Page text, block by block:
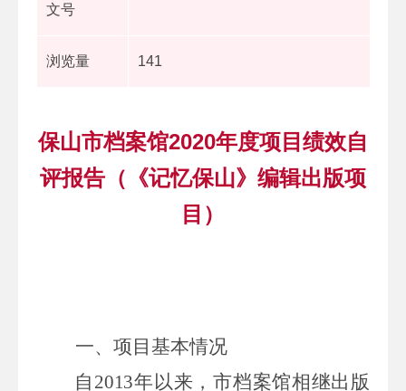
文号
浏览量 141
保山市档案馆2020年度项目绩效自
评报告（《记忆保山》编辑出版项
目）
一、 项目基本情况
自 2013年以来，市档案馆相继出版